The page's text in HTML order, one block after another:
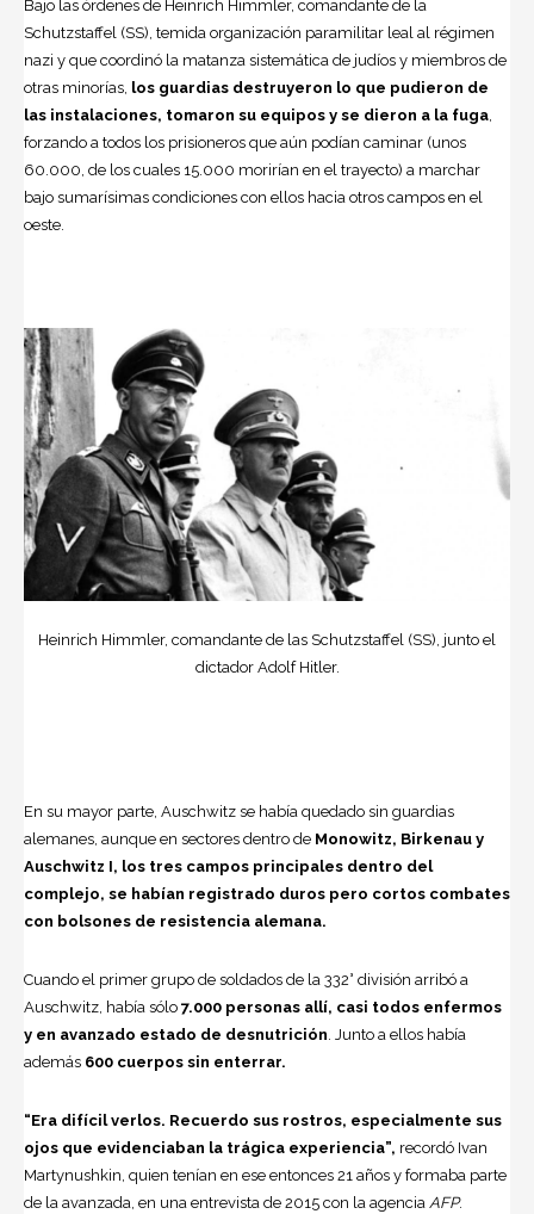
Bajo las órdenes de Heinrich Himmler, comandante de la
Schutzstaffel (SS), temida organización paramilitar leal al régimen
nazi y que coordinó la matanza sistemática de judíos y miembros de
otras minorías, los guardias destruyeron lo que pudieron de
las instalaciones, tomaron su equipos y se dieron a la fuga
forzando a todos los prisioneros que aún podían caminar (unos
60.000, de los cuales 15.000 morirían en el trayecto) a marchar
bajo sumarísimas condiciones con ellos hacia otros campos en el
oeste.
Heinrich Himmler, comandante de las Schutzstaffel (SS), junto el
dictador Adolf Hitler.
En su mayor parte, Auschwitz se había quedado sin guardias
alemanes, aunque en sectores dentro de Monowitz, Birkenau y
Auschwitz I, los tres campos principales dentro del
complejo, se habían registrado duros pero cortos combates
con bolsones de resistencia alemana.
Cuando el primer grupo de soldados de la 332° división arribó a
Auschwitz, había sólo 7.000 personas allí, casi todos enfermos
y en avanzado estado de desnutrición. Junto a ellos había
además 600 cuerpos sin enterrar.
“Era difícil verlos. Recuerdo sus rostros, especialmente sus
ojos que evidenciaban la trágica experiencia”, recordó Ivan
Martynushkin, quien tenían en ese entonces 21 años y formaba parte
de la avanzada, en una entrevista de 2015 con la agencia AFP.